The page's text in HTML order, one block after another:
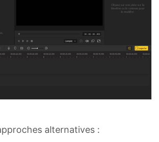
alternatives :